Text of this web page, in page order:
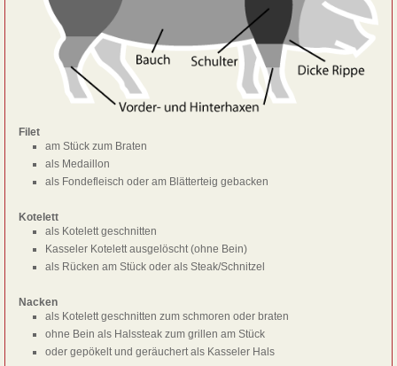
Filet
am Stück zum Braten
als Medaillon
als Fondefleisch oder am Blätterteig gebacken
Kotelett
als Kotelett geschnitten
Kasseler Kotelett ausgelöscht (ohne Bein)
als Rücken am Stück oder als Steak/Schnitzel
Nacken
als Kotelett geschnitten zum schmoren oder braten
ohne Bein als Halssteak zum grillen am Stück
oder gepökelt und geräuchert als Kasseler Hals